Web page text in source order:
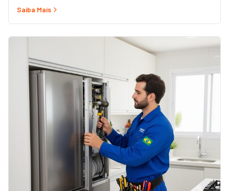
horizontal, vertical, expositor, ilha refrigerada e câmara fria.
Saiba Mais